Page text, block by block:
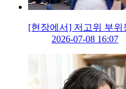
[현장에서] 저고위 부
2026-07-08 16:07